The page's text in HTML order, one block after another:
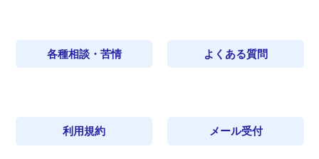
各種相談・苦情 よくある質問
利用規約 メール受付